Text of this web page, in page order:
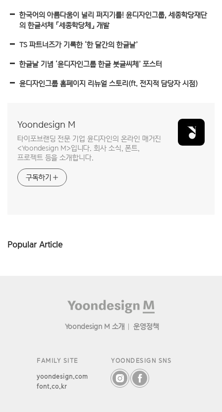
한국어의 아름다움이 널리 퍼지기를! 윤디자인그룹, 세종학당재단
의 한글서체 「세종학당체」 개발
TS 파트너즈가 기록한 ‘한 달간의 한글날’
한글날 기념 ‘윤디자인그룹 한글 붓글씨체’ 포스터
윤디자인그룹 홈페이지 리뉴얼 스토리(ft. 전지적 담당자 시점)
Yoondesign M
타이포브랜딩 전문 기업 윤디자인의 온라인 매거진
<Yoondesign M>입니다. 회사 소식, 폰트,
프로젝트 등을 소개합니다.
구독하기
Popular Article
Yoondesign M 소개 운영정책
FAMILY SITE
yoondesign.com
font.co.kr
YOONDESIGN SNS